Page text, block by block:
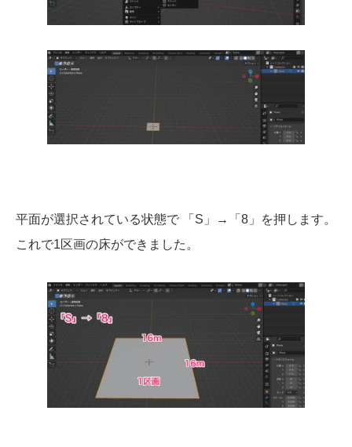
平面が選択されている状態で 「S」→「8」を押します。
これで1区画の床ができました。